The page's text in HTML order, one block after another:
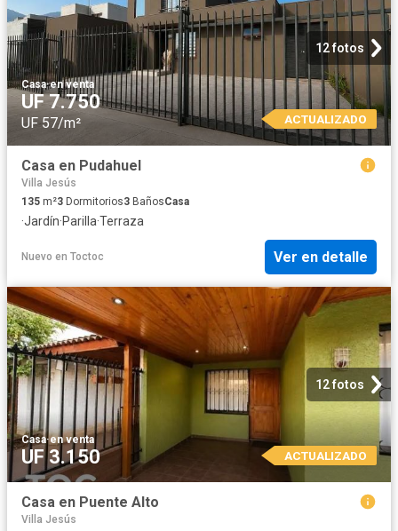
12 fotos
Casa·en venta
UF 7.750
UF 57/m² ACTUALIZADO
Casa en Pudahuel
Villa Jesús
135 m²3 Dormitorios3 BañosCasa
·Jardín·Parilla·Terraza
Nuevo en Toctoc Ver en detalle
12 fotos
Casa·en venta
UF 3.150 ACTUALIZADO
Casa en Puente Alto
Villa Jesús